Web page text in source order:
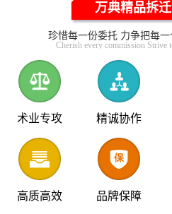
万典精品拆
珍惜每一份委托 力争把每
Cherish every commission Strive
术业专攻 精诚协作
高质高效 品牌保障